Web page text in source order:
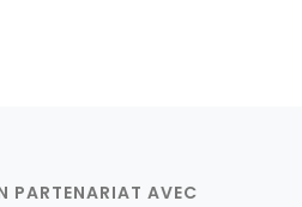
PARTENARIAT AVEC